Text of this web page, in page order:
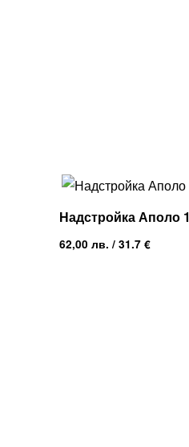
Надстройка Аполо 1
62,00лв. / 31.7 €